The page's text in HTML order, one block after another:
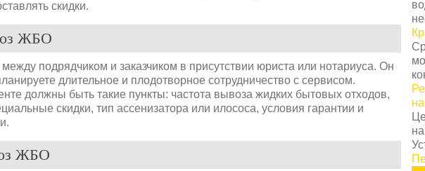
скидки.
ЖБО
подрядчиком и заказчиком в присутствии юриста или нотариуса. Он
длительное и плодотворное сотрудничество с сервисом.
должны быть такие пункты: частота вывоза жидких бытовых отходов,
скидки, тип ассенизатора или илососа, условия гарантии и
ЖБО